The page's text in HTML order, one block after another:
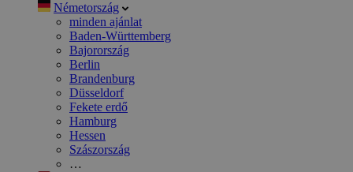
Németország
minden ajánlat
Baden-Württemberg
Bajorország
Berlin
Brandenburg
Düsseldorf
Fekete erdő
Hamburg
Hessen
Szászország
…